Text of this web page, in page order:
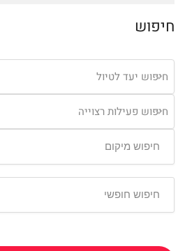
חיפוש
חיפוש יעד לטיול
חיפוש פעילות רצוייה